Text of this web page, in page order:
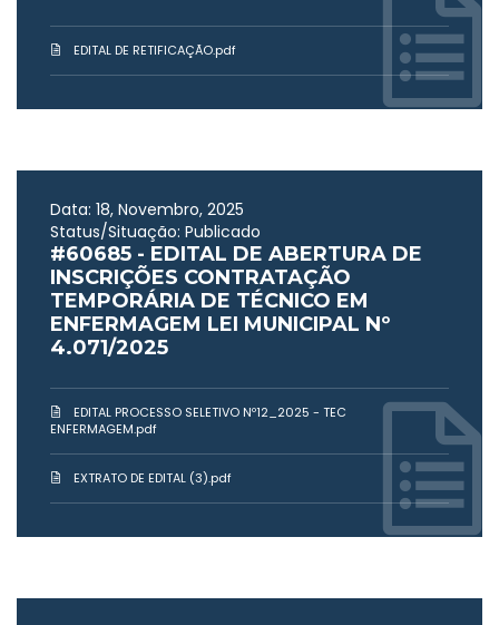
EDITAL DE RETIFICAÇÃO.pdf
Data: 18, Novembro, 2025
Status/Situação: Publicado
#60685 - EDITAL DE ABERTURA DE
INSCRIÇÕES CONTRATAÇÃO
TEMPORÁRIA DE TÉCNICO EM
ENFERMAGEM LEI MUNICIPAL Nº
4.071/2025
EDITAL PROCESSO SELETIVO Nº12_2025 - TEC
ENFERMAGEM.pdf
EXTRATO DE EDITAL (3).pdf